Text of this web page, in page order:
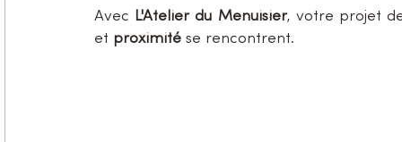
Avec L'Atelier du Menuisier, votre projet
et proximité se rencontrent.